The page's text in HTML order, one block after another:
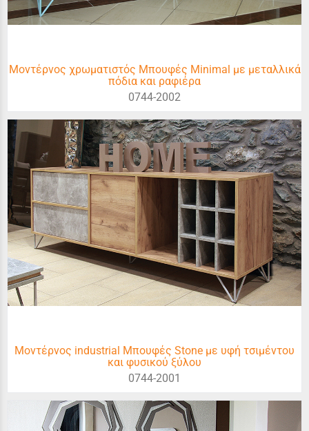
Μοντέρνος χρωματιστός Μπουφές Minimal με μεταλλικά
πόδια και ραφιέρα
0744-2002
Μοντέρνος industrial Μπουφές Stone με υφή τσιμέντου
και φυσικού ξύλου
0744-2001